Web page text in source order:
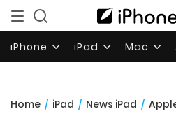
iPhone iPad Mac
Home / iPad / News iPad / Apple cita in